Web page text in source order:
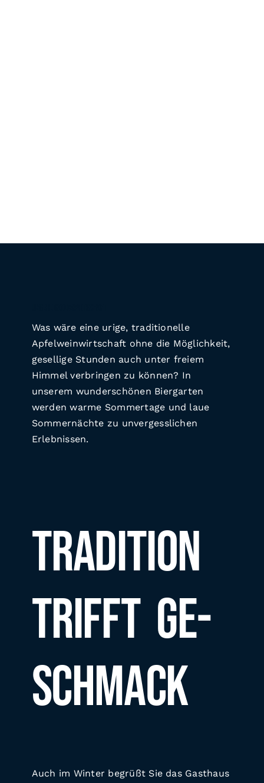
Was wäre eine urige, traditionelle
Apfelweinwirtschaft ohne die Möglichkeit,
gesellige Stunden auch unter freiem
Himmel verbringen zu können? In
unserem wunderschönen Biergarten
werden warme Sommertage und laue
Sommernächte zu unvergesslichen
Erlebnissen.
Tradition
trifft Ge­
schmack
Auch im Winter begrüßt Sie das Gasthaus